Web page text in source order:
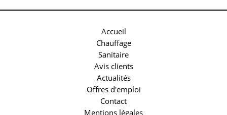
Accueil
Chauffage
Sanitaire
Avis clients
Actualités
Offres d'emploi
Contact
Mentions légales